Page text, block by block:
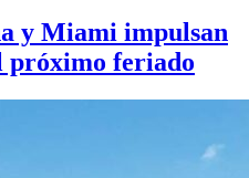
y Miami impulsan
próximo feriado